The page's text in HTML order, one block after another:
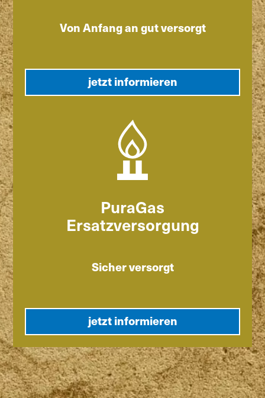
Von Anfang an gut versorgt
jetzt informieren
PuraGas
Ersatzversorgung
Sicher versorgt
jetzt informieren